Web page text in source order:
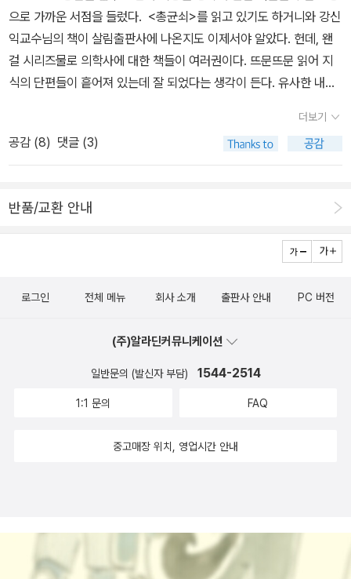
에서 매우 중요한 부분을 차지하고 있다.-24쪽앞서 말했듯 동무는 원
래 의학자기 아닌 유학자였다. 그가 사상의학의 원리를 세운 근원을
따라가 보면 사단四端이 나오는데, 이 사단은 다름 아닌 맹자에 나와
있는 인의예지仁義禮智를 말하는 것이다. 이 인의예지를 하늘이 내
마음이 만들어낸 감정이라 할 수 있는데, 각 체질마다 감정이 한쪽으
로 치우치지 않도록 조심해야 한다. -54쪽따라서 체질별 음식에 대
해 신경 쓰지 말고 골고루 먹고 아예 체질에 대해서 잊어버리고 속 편
은 차라리 모르고 사는 게 낫다. -92쪽
으로 가까운 서점을 들렀다. <총균쇠>를 읽고 있기도 하거니와 강신
익교수님의 책이 살림출판사에 나온지도 이제서야 알았다. 헌데, 왠
걸 시리즈물로 의학사에 대한 책들이 여러권이다. 뜨문뜨문 읽어 지
식의 단편들이 흩어져 있는데 잘 되었다는 생각이 든다. 유사한 내용
다. 시집도 여러권을 구했는데, 짧은 시간이라 괜찮은 시집을 구
했는지 의심스럽다. 오고 가는 길 섞어 읽는데, 괜찮다. 김선우, 이병
률,김경주..그리고 한권도 괜찮았는데 박...누구더라 이름이 오락가락
녀석들은 한달음에 귀소하고 싶은 맘인지? 저녁을 먹고 한참을 조른
일 편하고 빠르다. 070221설맞이 짬독 계획을 적절히 소화해낸 것
느끼고 모았으니 나름대로 닷세란 기간을 다른 일도 하며 제대로 쓴
있는 재미까지 벌었으니, 흡족하다. 봄 햇살에
더보기
공감 (8) 댓글 (3)
반품/교환 안내
로그인 전체 메뉴 회사 소개 출판사 안내 PC 버전
(주)알라딘커뮤니케이션
일반문의 (발신자 부담) 1544-2514
1:1 문의 FAQ
중고매장 위치, 영업시간 안내